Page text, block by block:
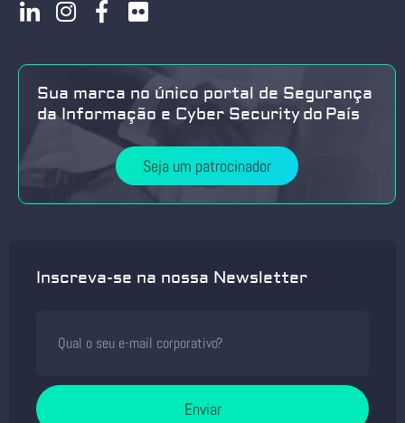
Sua marca no único portal de Segurança
da Informação e Cyber Security do País
Seja um patrocinador
Inscreva-se na nossa Newsletter
Enviar